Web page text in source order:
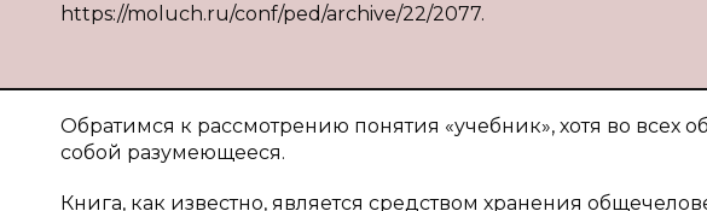
https://moluch.ru/conf/ped/archive/22/2077.
Обратимся к рассмотрению понятия «учебник», хотя во всех
собой разумеющееся.
Книга, как известно, является средством хранения